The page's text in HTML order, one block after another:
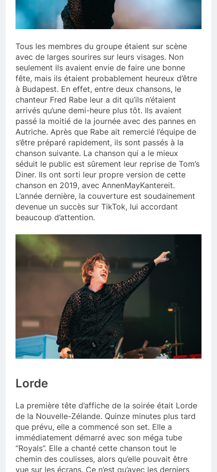
Tous les membres du groupe étaient sur scène
avec de larges sourires sur leurs visages. Non
seulement ils avaient envie de faire une bonne
fête, mais ils étaient probablement heureux d’être
à Budapest. En effet, entre deux chansons, le
chanteur Fred Rabe leur a dit qu’ils n’étaient
arrivés qu’une demi-heure plus tôt. Ils avaient
passé la moitié de la journée avec des pannes en
Autriche. Après que Rabe ait remercié l’équipe de
s’être préparé rapidement, ils sont passés à la
chanson suivante. La chanson qui a le mieux
séduit le public est sûrement leur reprise de Tom’s
Diner. Ils ont sorti leur propre version de cette
chanson en 2019, avec AnnenMayKantereit.
L’année dernière, la couverture est soudainement
devenue un succès sur TikTok, lui accordant
beaucoup d’attention.
Lorde
La première tête d’affiche de la soirée était Lorde
de la Nouvelle-Zélande. Quinze minutes plus tard
que prévu, elle a commencé son set. Elle a
immédiatement démarré avec son méga tube
“Royals”. Elle a chanté cette chanson tout le
chemin des coulisses, alors qu’elle pouvait être
vue sur les écrans. Ce n’est qu’avec les derniers